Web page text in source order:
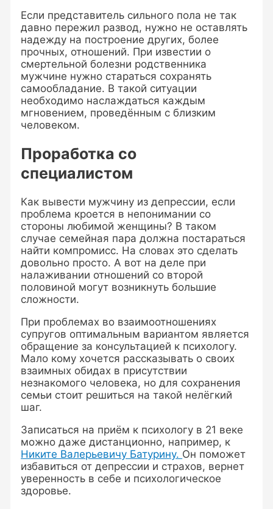
Если представитель сильного пола не так
давно пережил развод, нужно не оставлять
надежду на построение других, более
прочных, отношений. При известии о
смертельной болезни родственника
мужчине нужно стараться сохранять
самообладание. В такой ситуации
необходимо наслаждаться каждым
мгновением, проведённым с близким
человеком.
Проработка со
специалистом
Как вывести мужчину из депрессии, если
проблема кроется в непонимании со
стороны любимой женщины? В таком
случае семейная пара должна постараться
найти компромисс. На словах это сделать
довольно просто. А вот на деле при
налаживании отношений со второй
половиной могут возникнуть большие
сложности.
При проблемах во взаимоотношениях
супругов оптимальным вариантом является
обращение за консультацией к психологу.
Мало кому хочется рассказывать о своих
взаимных обидах в присутствии
незнакомого человека, но для сохранения
семьи стоит решиться на такой нелёгкий
шаг.
Записаться на приём к психологу в 21 веке
можно даже дистанционно, например, к
Никите Валерьевичу Батурину. Он поможет
избавиться от депрессии и страхов, вернет
уверенность в себе и психологическое
здоровье.